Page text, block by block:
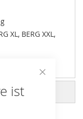
Close
ist
XL, BERG XXL,